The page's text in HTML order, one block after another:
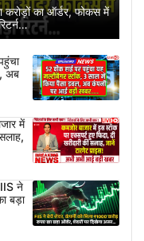
का ऑर्डर, फोकस में
अब
में
ने
बड़ा